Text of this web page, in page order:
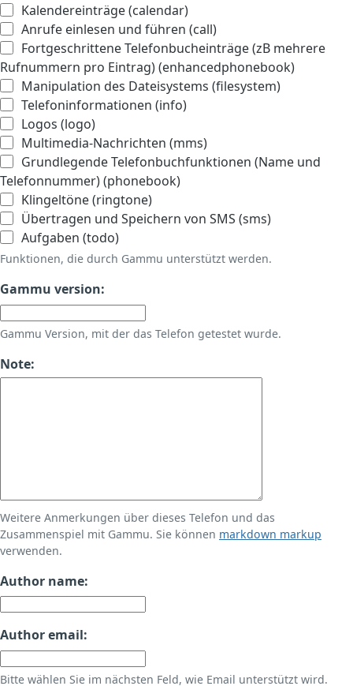
Kalendereinträge (calendar)
Anrufe einlesen und führen (call)
Fortgeschrittene Telefonbucheinträge (zB mehrere
Rufnummern pro Eintrag) (enhancedphonebook)
Manipulation des Dateisystems (filesystem)
Telefoninformationen (info)
Logos (logo)
Multimedia-Nachrichten (mms)
Grundlegende Telefonbuchfunktionen (Name und
Telefonnummer) (phonebook)
Klingeltöne (ringtone)
Übertragen und Speichern von SMS (sms)
Aufgaben (todo)
Funktionen, die durch Gammu unterstützt werden.
Gammu version:
Gammu Version, mit der das Telefon getestet wurde.
Note:
Weitere Anmerkungen über dieses Telefon und das
Zusammenspiel mit Gammu. Sie können markdown markup
verwenden.
Author name:
Author email:
Bitte wählen Sie im nächsten Feld, wie Email unterstützt wird.